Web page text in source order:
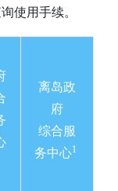
用手续。
离岛政
府
综合服
务中心1